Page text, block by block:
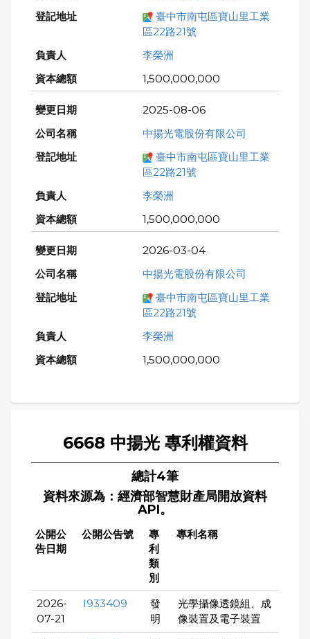
臺中市南屯區寶山里工業
區22路21號
李榮洲
1,500,000,000
2025-08-06
中揚光電股份有限公司
臺中市南屯區寶山里工業
區22路21號
李榮洲
1,500,000,000
2026-03-04
中揚光電股份有限公司
臺中市南屯區寶山里工業
區22路21號
李榮洲
1,500,000,000
6668 中揚光 專利權資料
總計4筆
資料來源為：經濟部智慧財產局開放資料
API。
公開公
告日期
公開公告號
專
利
類
別
專利名稱
2026-
07-21
I933409
發
明
光學攝像透鏡組、成
像裝置及電子裝置